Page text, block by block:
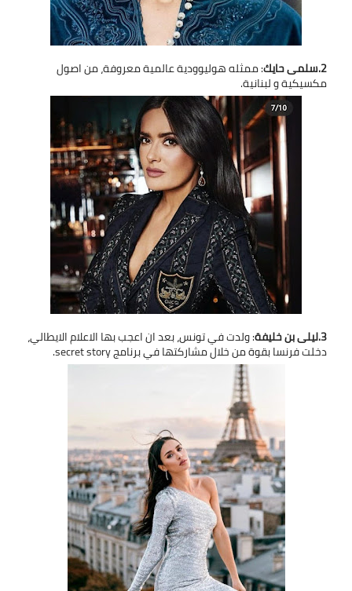
2.سلمى حايك : ممثله هوليوودية عالمية معروفة، من اصول
مكسيكية و لبنانية.
3.ليلى بن خليفة : ولدت في تونس، بعد ان اعجب بها الاعلام الايطالي،
دخلت فرنسا بقوة من خلال مشاركتها في برنامج secret story.